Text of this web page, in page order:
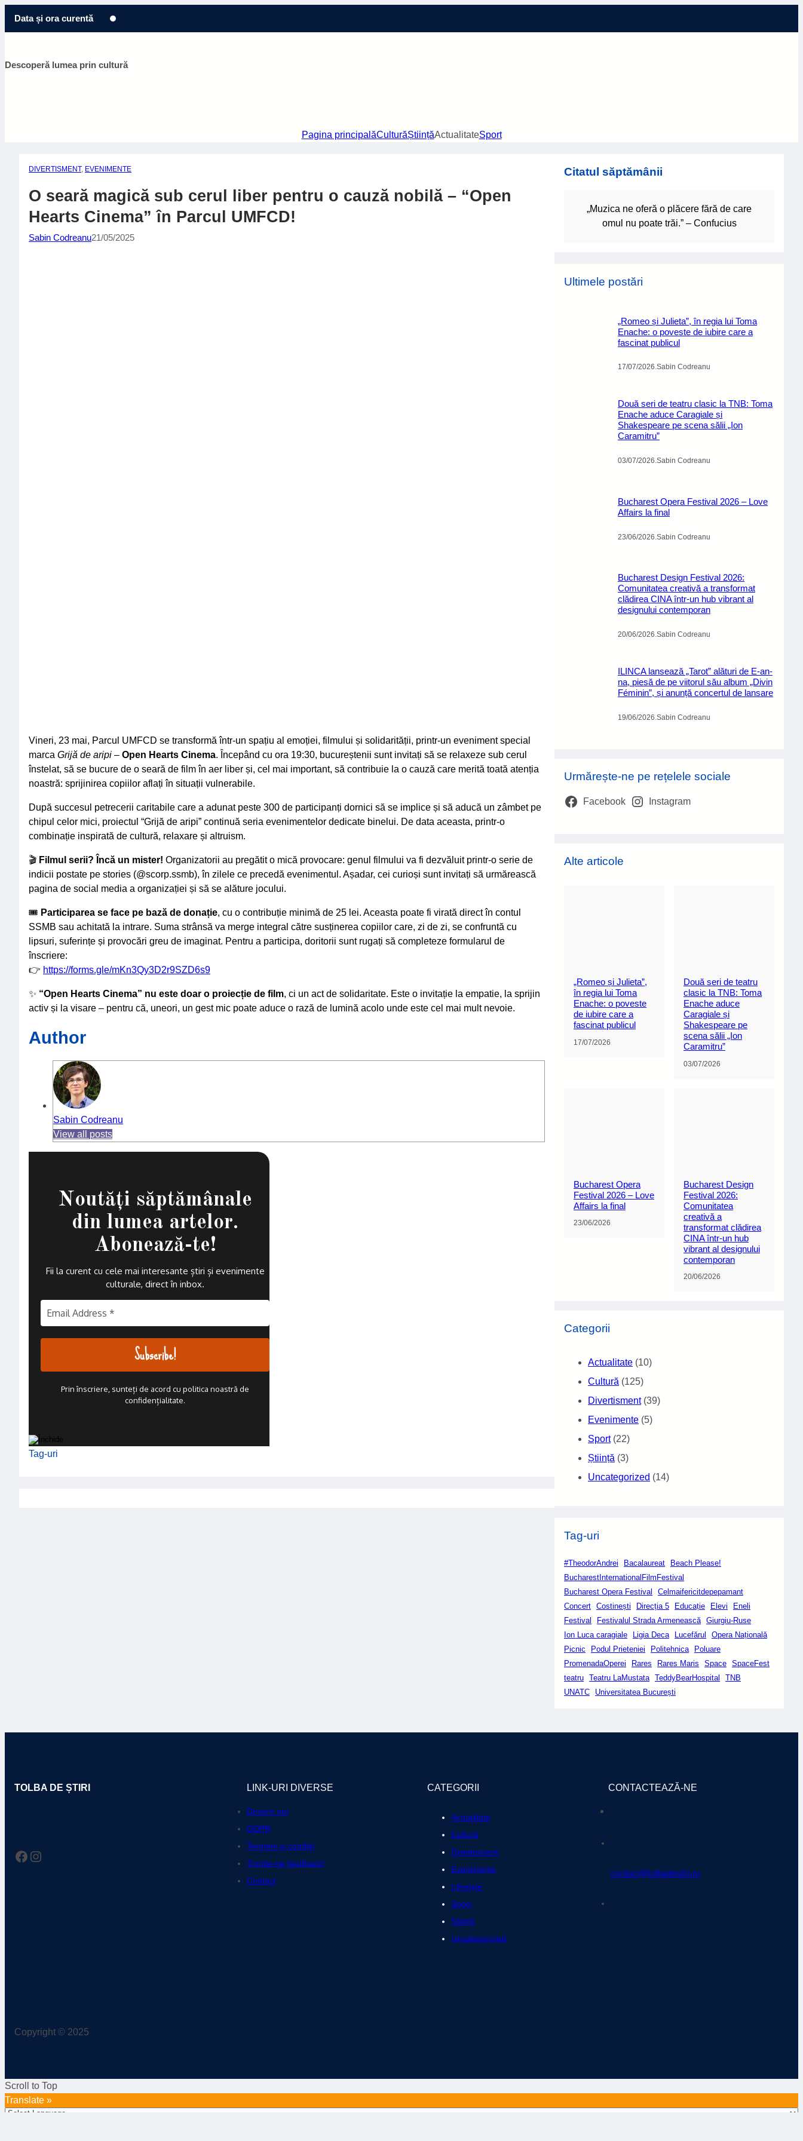
Data și ora curentă
Descoperă lumea prin cultură
Pagina principalăCulturăȘtiințăActualitateSport
DIVERTISMENT, EVENIMENTE
O seară magică sub cerul liber pentru o cauză nobilă – “Open
Hearts Cinema” în Parcul UMFCD!
Sabin Codreanu21/05/2025
Vineri, 23 mai, Parcul UMFCD se transformă într-un spațiu al emoției, filmului și solidarității, printr-un eveniment special
marca Grijă de aripi – Open Hearts Cinema. Începând cu ora 19:30, bucureștenii sunt invitați să se relaxeze sub cerul
înstelat, să se bucure de o seară de film în aer liber și, cel mai important, să contribuie la o cauză care merită toată atenția
noastră: sprijinirea copiilor aflați în situații vulnerabile.
După succesul petrecerii caritabile care a adunat peste 300 de participanți dornici să se implice și să aducă un zâmbet pe
chipul celor mici, proiectul “Grijă de aripi” continuă seria evenimentelor dedicate binelui. De data aceasta, printr-o
combinație inspirată de cultură, relaxare și altruism.
🎬 Filmul serii? Încă un mister! Organizatorii au pregătit o mică provocare: genul filmului va fi dezvăluit printr-o serie de
indicii postate pe stories (@scorp.ssmb), în zilele ce precedă evenimentul. Așadar, cei curioși sunt invitați să urmărească
pagina de social media a organizației și să se alăture jocului.
🎟️ Participarea se face pe bază de donație, cu o contribuție minimă de 25 lei. Aceasta poate fi virată direct în contul
SSMB sau achitată la intrare. Suma strânsă va merge integral către susținerea copiilor care, zi de zi, se confruntă cu
lipsuri, suferințe și provocări greu de imaginat. Pentru a participa, doritorii sunt rugați să completeze formularul de
înscriere:
👉 https://forms.gle/mKn3Qy3D2r9SZD6s9
✨ “Open Hearts Cinema” nu este doar o proiecție de film, ci un act de solidaritate. Este o invitație la empatie, la sprijin
activ și la visare – pentru că, uneori, un gest mic poate aduce o rază de lumină acolo unde este cel mai mult nevoie.
Author
Sabin Codreanu
View all posts
Noutăți săptămânale
din lumea artelor.
Abonează-te!
Fii la curent cu cele mai interesante știri și evenimente
culturale, direct în inbox.
Prin înscriere, sunteți de acord cu politica noastră de
confidențialitate.
Tag-uri
Citatul săptămânii
„Muzica ne oferă o plăcere fără de care
omul nu poate trăi.” – Confucius
Ultimele postări
„Romeo și Julieta”, în regia lui Toma
Enache: o poveste de iubire care a
fascinat publicul
17/07/2026.Sabin Codreanu
Două seri de teatru clasic la TNB: Toma
Enache aduce Caragiale și
Shakespeare pe scena sălii „Ion
Caramitru”
03/07/2026.Sabin Codreanu
Bucharest Opera Festival 2026 – Love
Affairs la final
23/06/2026 Sabin Codreanu
Bucharest Design Festival 2026:
Comunitatea creativă a transformat
clădirea CINA într-un hub vibrant al
designului contemporan
20/06/2026.Sabin Codreanu
ILINCA lansează „Tarot” alături de E-an-
na, piesă de pe viitorul său album „Divin
Féminin”, și anunță concertul de lansare
19/06/2026 Sabin Codreanu
Urmărește-ne pe rețelele sociale
Facebook Instagram
Alte articole
„Romeo și Julieta”,
în regia lui Toma
Enache: o poveste
de iubire care a
fascinat publicul
17/07/2026
Două seri de teatru
clasic la TNB: Toma
Enache aduce
Caragiale și
Shakespeare pe
scena sălii „Ion
Caramitru”
03/07/2026
Bucharest Opera
Festival 2026 – Love
Affairs la final
23/06/2026
Bucharest Design
Festival 2026:
Comunitatea
creativă a
transformat clădirea
CINA într-un hub
vibrant al designului
contemporan
20/06/2026
Categorii
Actualitate (10)
Cultură (125)
Divertisment(39)
Evenimente (5)
Sport(22)
Știință (3)
Uncategorized (14)
Tag-uri
#TheodorAndrei Bacalaureat
Beach Please!
BucharestInternationalFilmFestival
Bucharest Opera Festival
Celmaifericitdepepamant
Concert Costinești Direcția 5 Educație Elevi
Eneli
Festival
Festivalul Strada Armenească Giurgiu-Ruse
Ion Luca caragiale
Ligia Deca Lucefărul
Opera Națională
Picnic
Podul Prieteniei Politehnica
Poluare
PromenadaOperei
Rares Rares Maris Space SpaceFest
teatru Teatru LaMustata TeddyBearHospital
TNB
UNATC
Universitatea București
TOLBA DE ȘTIRI
Facebook Instagram
LINK-URI DIVERSE
Despre noi
GDPR
Termeni și condiții
Trimite-ne feedback!
Contact
CATEGORII
Actualitate
Cultură
Divertisment
Evenimente
Lifestyle
Sport
Știință
Uncategorized
CONTACTEAZĂ-NE
contact@tolbadestiri.ro
Copyright © 2025
Scroll to Top
Translate »